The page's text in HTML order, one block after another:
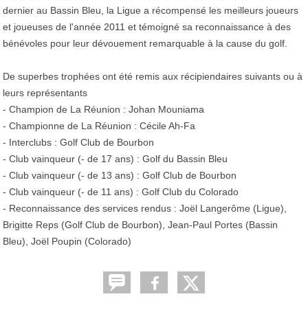
dernier au Bassin Bleu, la Ligue a récompensé les meilleurs joueurs
et joueuses de l'année 2011 et témoigné sa reconnaissance à des
bénévoles pour leur dévouement remarquable à la cause du golf.
De superbes trophées ont été remis aux récipiendaires suivants ou à
leurs représentants
- Champion de La Réunion : Johan Mouniama
- Championne de La Réunion : Cécile Ah-Fa
- Interclubs : Golf Club de Bourbon
- Club vainqueur (- de 17 ans) : Golf du Bassin Bleu
- Club vainqueur (- de 13 ans) : Golf Club de Bourbon
- Club vainqueur (- de 11 ans) : Golf Club du Colorado
- Reconnaissance des services rendus : Joël Langerôme (Ligue),
Brigitte Reps (Golf Club de Bourbon), Jean-Paul Portes (Bassin
Bleu), Joël Poupin (Colorado)